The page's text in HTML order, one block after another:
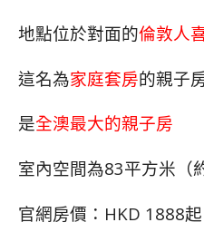
地點位於對面的倫敦人
這名為家庭套房的親子
是全澳最大的親子房
室內空間為83平方米（
官網房價：HKD 1888起